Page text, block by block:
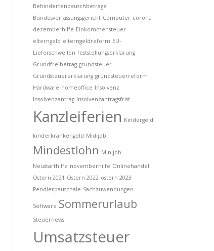
Behindertenpauschbeträge
Bundesverfassungsgericht Computer corona
dezemberhilfe Einkommensteuer
elterngeld elterngeldreform EU-
Lieferschwellen feststellungserklärung
Grundfreibetrag grundsteuer
Grundsteuererklärung grundsteuerreform
Hardware homeoffice Insolvenz
Insolvenzantrag Insolvenzantragsfrist
Kanzleiferien Kindergeld
kinderkrankengeld Midijob
Mindestlohn Minijob
Neustarthilfe novemberhilfe Onlinehandel
Ostern 2021 Ostern 2022 ostern 2023
Pendlerpauschale Sachzuwendungen
Software Sommerurlaub
Steuernews
Umsatzsteuer